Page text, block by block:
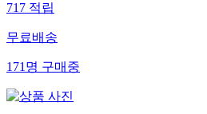
717적립
무료배송
171명구매중